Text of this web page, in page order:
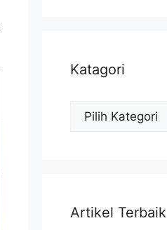
Katagori
Katagori
Artikel Terbaik